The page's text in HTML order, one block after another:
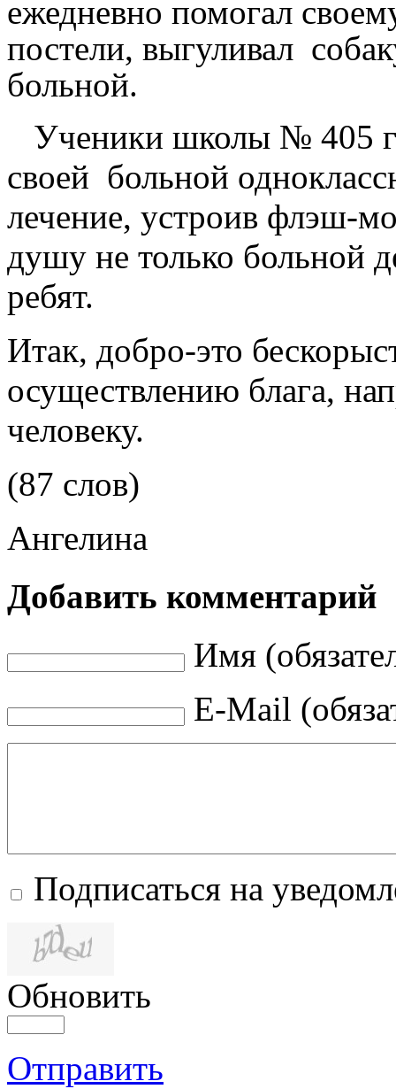
ежедневно помогал
постели, выгуливал
больной.
Ученики школы № 405
своей больной
лечение, устроив флэш-
душу не только больной
ребят.
Итак, добро-это
осуществлению блага,
человеку.
(87 слов)
Ангелина
Добавить комментарий
Имя
E-Mail
Подписаться на
Обновить
Отправить